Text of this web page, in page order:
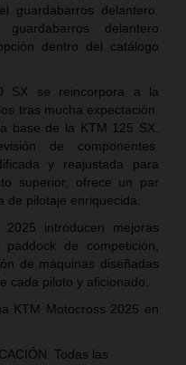
guardabarros delantero.
delantero
dentro del catálogo
SX se reincorpora a la
tras mucha expectación.
base de la KTM 125 SX,
de componentes.
y reajustada para
superior, ofrece un par
de pilotaje enriquecida.
introducen mejoras
de competición,
de máquinas diseñadas
cada piloto y aficionado.
KTM Motocross 2025 en
Todas las